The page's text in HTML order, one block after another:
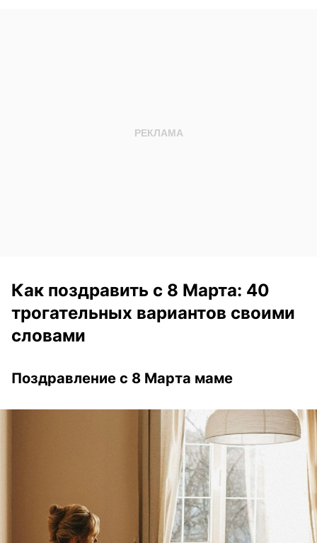
Как поздравить с 8 Марта: 40
трогательных вариантов своими
словами
Поздравление с 8 Марта маме